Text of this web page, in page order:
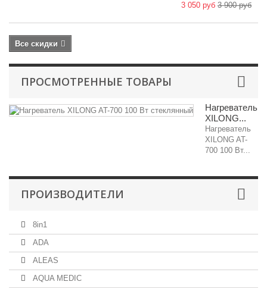
3 050 руб 3 900 руб
Все скидки
ПРОСМОТРЕННЫЕ ТОВАРЫ
Нагреватель
XILONG...
Нагреватель
XILONG AT-
700 100 Вт...
ПРОИЗВОДИТЕЛИ
8in1
ADA
ALEAS
AQUA MEDIC